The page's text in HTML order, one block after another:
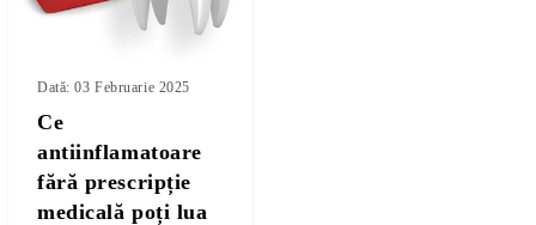
Ce
antiinflamatoare
fără prescripție
medicală poți lua
Dată: 03 Februarie 2025